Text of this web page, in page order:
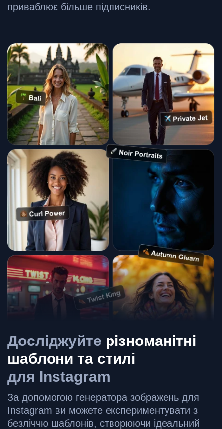
приваблює більше підписників.
Досліджуйте різноманітні
шаблони та стилі
для Instagram
За допомогою генератора зображень для
Instagram ви можете експериментувати з
безліччю шаблонів, створюючи ідеальний